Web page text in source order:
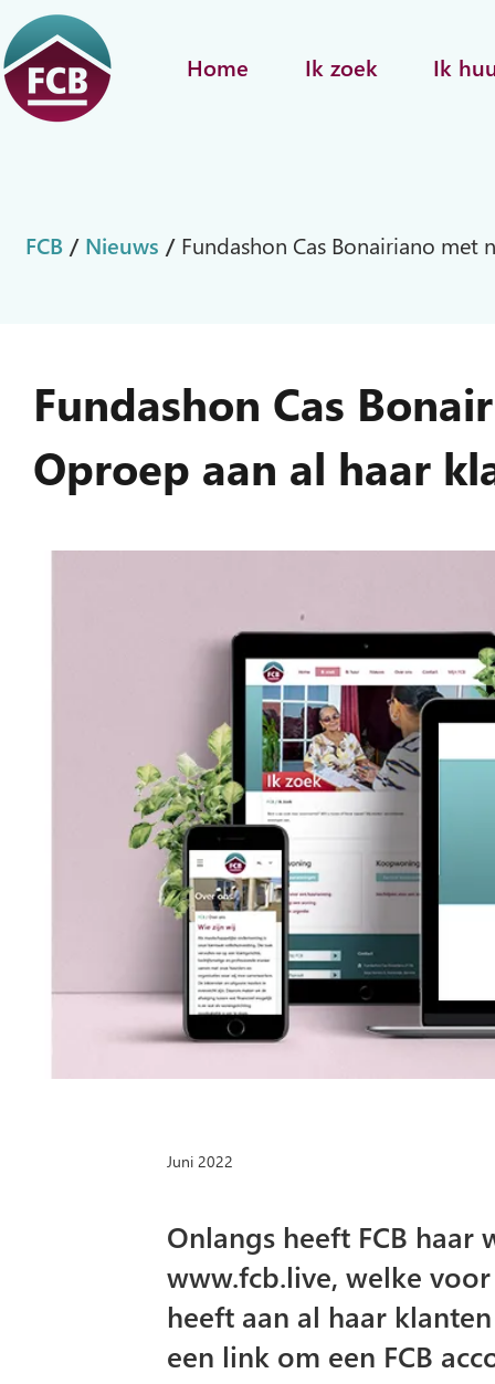
Home Ik zoek Ik
FCB / Nieuws / Fundashon Cas Bonairiano met
Fundashon Cas
Oproep aan al haar
Juni 2022
Onlangs heeft FCB haar
www.fcb.live, welke
heeft aan al haar
een link om een FCB